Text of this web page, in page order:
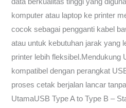
data berkualitas tinggi yang
komputer atau laptop ke printer
cocok sebagai pengganti kabel
atau untuk kebutuhan jarak yang
printer lebih fleksibel.Mendukung
kompatibel dengan perangkat
proses cetak berjalan lancar
UtamaUSB Type A to Type B –